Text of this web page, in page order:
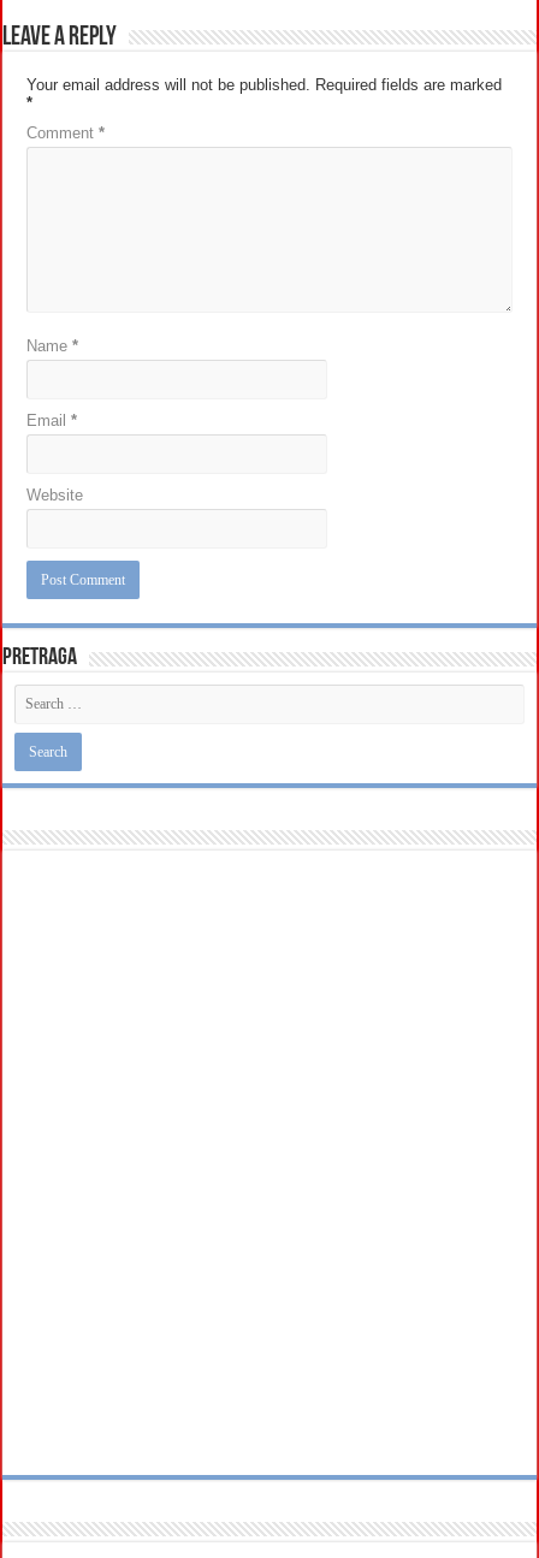
Leave a Reply
Your email address will not be published.
Required fields are marked
*
Comment*
Name*
Email*
Website
Pretraga